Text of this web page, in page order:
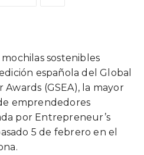
sostenibles
española del Global
(GSEA), la mayor
emprendedores
por Entrepreneur’s
5 de febrero en el